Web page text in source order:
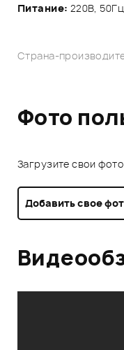
Питание: 220В,
Страна-
Фото
Загрузите свои
Добавить свое